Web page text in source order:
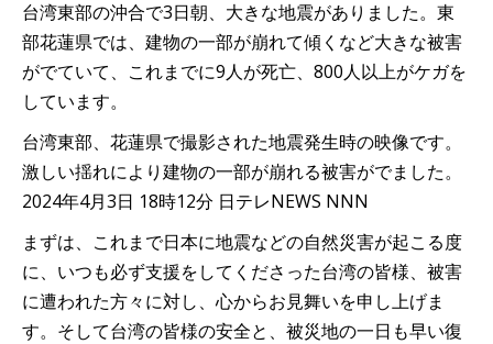
台湾東部の沖合で3日朝、大きな地震がありました。東
部花蓮県では、建物の一部が崩れて傾くなど大きな被害
がでていて、これまでに9人が死亡、800人以上がケガを
しています。
台湾東部、花蓮県で撮影された地震発生時の映像です。
激しい揺れにより建物の一部が崩れる被害がでました。
2024年4月3日 18時12分 日テレNEWS NNN
まずは、これまで日本に地震などの自然災害が起こる度
に、いつも必ず支援をしてくださった台湾の皆様、被害
に遭われた方々に対し、心からお見舞いを申し上げま
す。そして台湾の皆様の安全と、被災地の一日も早い復